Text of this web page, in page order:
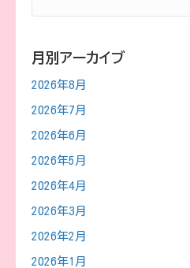
月別アーカイブ
2026年8月
2026年7月
2026年6月
2026年5月
2026年4月
2026年3月
2026年2月
2026年1月